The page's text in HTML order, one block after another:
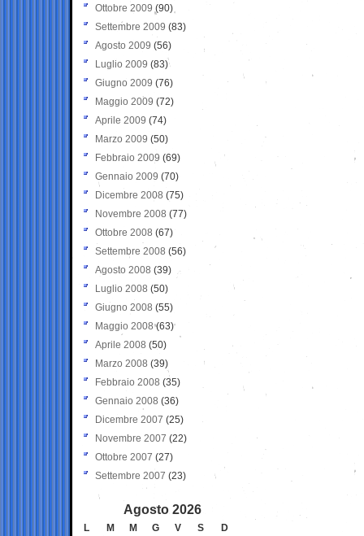
Ottobre 2009 (90)
Settembre 2009 (83)
Agosto 2009 (56)
Luglio 2009 (83)
Giugno 2009 (76)
Maggio 2009 (72)
Aprile 2009 (74)
Marzo 2009 (50)
Febbraio 2009 (69)
Gennaio 2009 (70)
Dicembre 2008 (75)
Novembre 2008 (77)
Ottobre 2008 (67)
Settembre 2008 (56)
Agosto 2008 (39)
Luglio 2008 (50)
Giugno 2008 (55)
Maggio 2008(63)
Aprile 2008 (50)
Marzo 2008 (39)
Febbraio 2008 (35)
Gennaio 2008 (36)
Dicembre 2007 (25)
Novembre 2007 (22)
Ottobre 2007 (27)
Settembre 2007 (23)
Agosto 2026
L M M G V S
D